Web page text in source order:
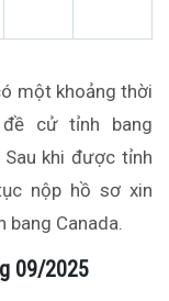
một khoảng thời
cử tỉnh bang
Sau khi được tỉnh
nộp hồ sơ xin
bang Canada.
09/2025